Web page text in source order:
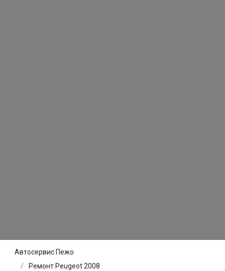
Автосервис Пежо
Ремонт Peugeot 2008